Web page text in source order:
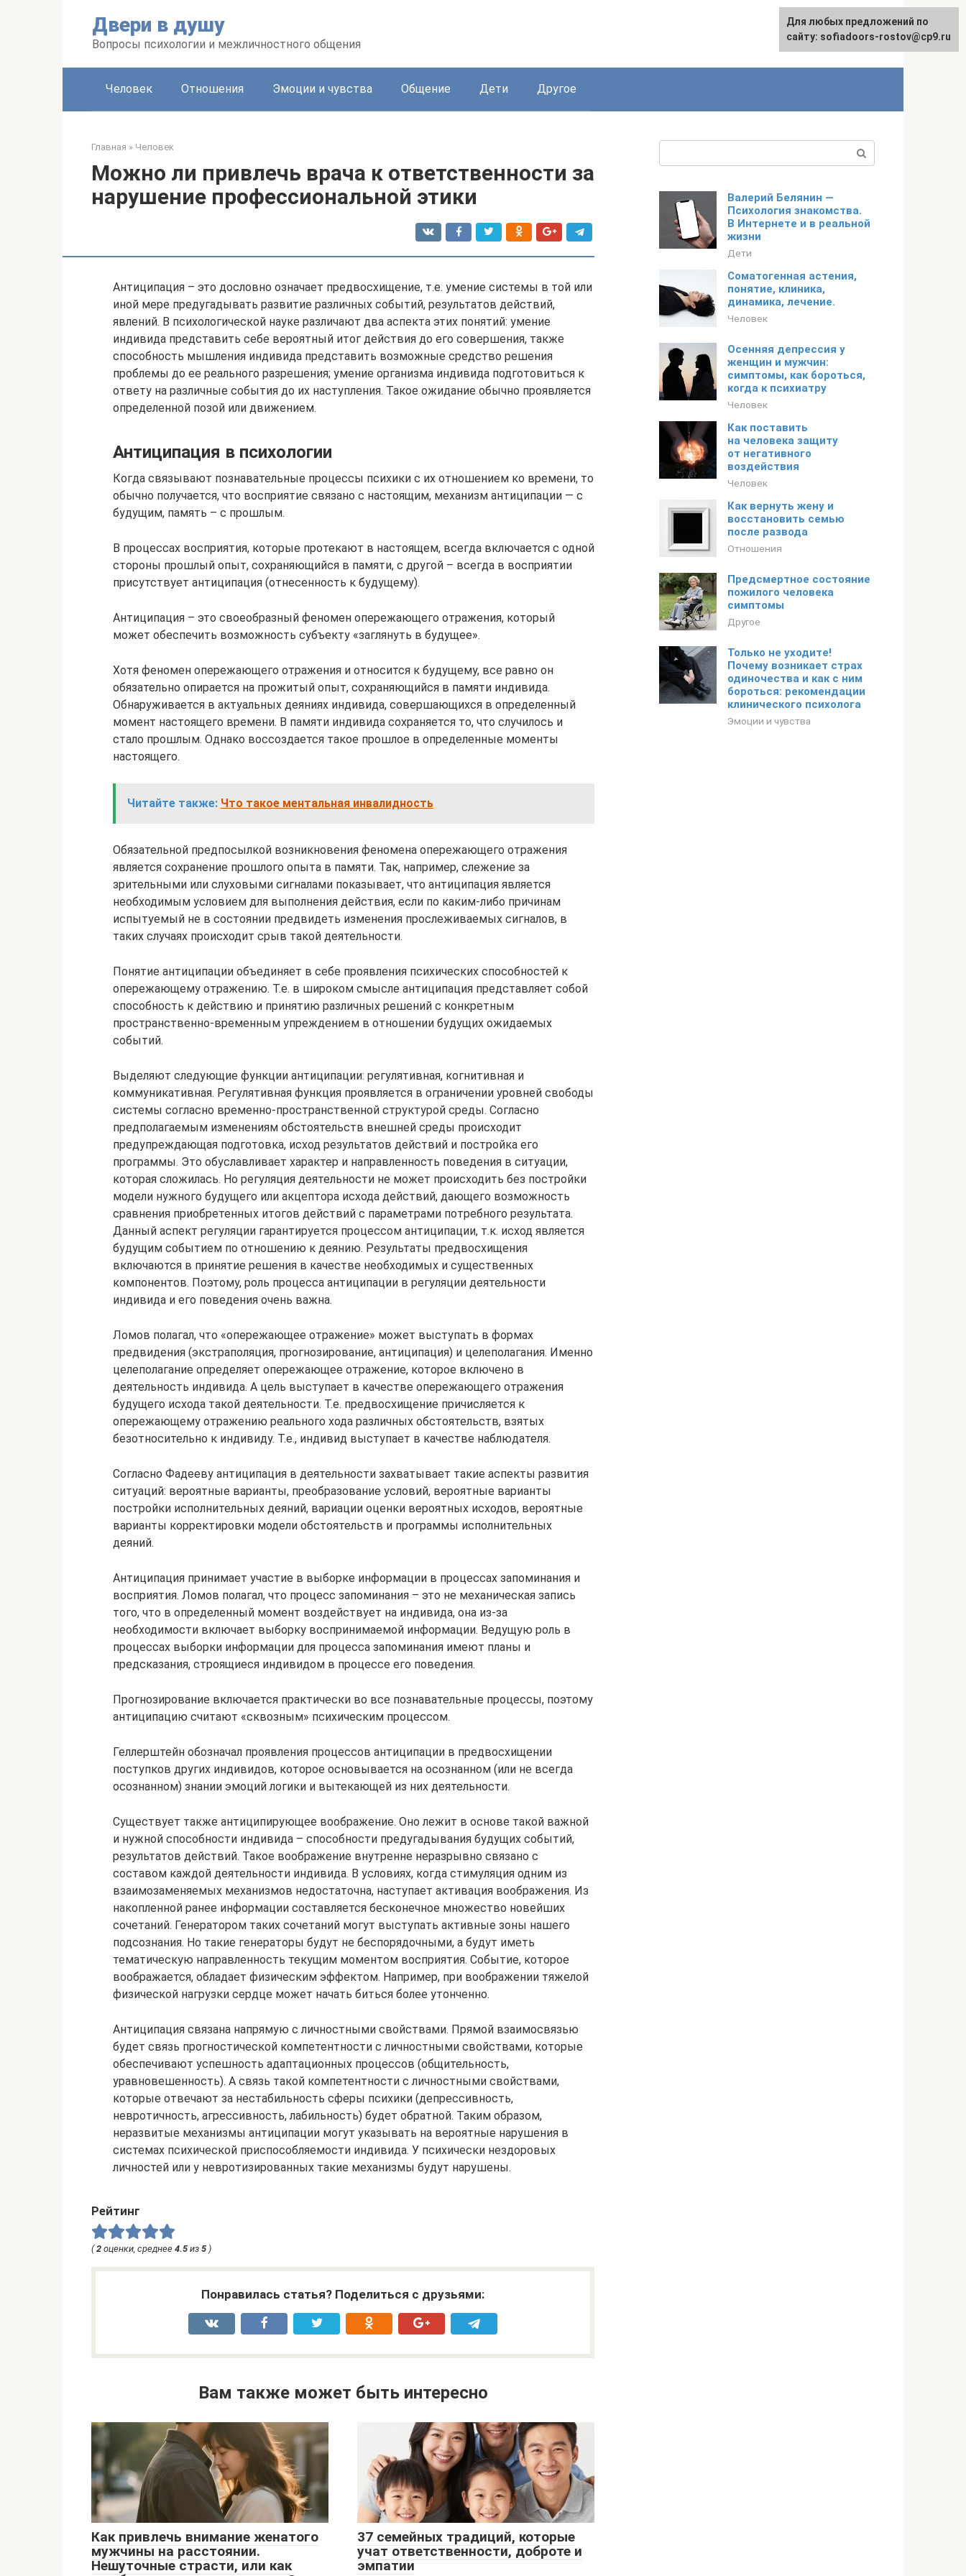
Двери в душу
Вопросы психологии и межличностного общения
Человек Отношения Эмоции и чувства Общение Дети Другое
Главная » Человек
Можно ли привлечь врача к ответственности за
нарушение профессиональной этики
Антиципация – это дословно означает предвосхищение, т.е. умение системы в той или
иной мере предугадывать развитие различных событий, результатов действий,
явлений. В психологической науке различают два аспекта этих понятий: умение
индивида представить себе вероятный итог действия до его совершения, также
способность мышления индивида представить возможные средство решения
проблемы до ее реального разрешения; умение организма индивида подготовиться к
ответу на различные события до их наступления. Такое ожидание обычно проявляется
определенной позой или движением.
Антиципация в психологии
Когда связывают познавательные процессы психики с их отношением ко времени, то
обычно получается, что восприятие связано с настоящим, механизм антиципации — с
будущим, память – с прошлым.
В процессах восприятия, которые протекают в настоящем, всегда включается с одной
стороны прошлый опыт, сохраняющийся в памяти, с другой – всегда в восприятии
присутствует антиципация (отнесенность к будущему).
Антиципация – это своеобразный феномен опережающего отражения, который
может обеспечить возможность субъекту «заглянуть в будущее».
Хотя феномен опережающего отражения и относится к будущему, все равно он
обязательно опирается на прожитый опыт, сохраняющийся в памяти индивида.
Обнаруживается в актуальных деяниях индивида, совершающихся в определенный
момент настоящего времени. В памяти индивида сохраняется то, что случилось и
стало прошлым. Однако воссоздается такое прошлое в определенные моменты
настоящего.
Читайте также: Что такое ментальная инвалидность
Обязательной предпосылкой возникновения феномена опережающего отражения
является сохранение прошлого опыта в памяти. Так, например, слежение за
зрительными или слуховыми сигналами показывает, что антиципация является
необходимым условием для выполнения действия, если по каким-либо причинам
испытуемый не в состоянии предвидеть изменения прослеживаемых сигналов, в
таких случаях происходит срыв такой деятельности.
Понятие антиципации объединяет в себе проявления психических способностей к
опережающему отражению. Т.е. в широком смысле антиципация представляет собой
способность к действию и принятию различных решений с конкретным
пространственно-временным упреждением в отношении будущих ожидаемых
событий.
Выделяют следующие функции антиципации: регулятивная, когнитивная и
коммуникативная. Регулятивная функция проявляется в ограничении уровней свободы
системы согласно временно-пространственной структурой среды. Согласно
предполагаемым изменениям обстоятельств внешней среды происходит
предупреждающая подготовка, исход результатов действий и постройка его
программы. Это обуславливает характер и направленность поведения в ситуации,
которая сложилась. Но регуляция деятельности не может происходить без постройки
модели нужного будущего или акцептора исхода действий, дающего возможность
сравнения приобретенных итогов действий с параметрами потребного результата.
Данный аспект регуляции гарантируется процессом антиципации, т.к. исход является
будущим событием по отношению к деянию. Результаты предвосхищения
включаются в принятие решения в качестве необходимых и существенных
компонентов. Поэтому, роль процесса антиципации в регуляции деятельности
индивида и его поведения очень важна.
Ломов полагал, что «опережающее отражение» может выступать в формах
предвидения (экстраполяция, прогнозирование, антиципация) и целеполагания. Именно
целеполагание определяет опережающее отражение, которое включено в
деятельность индивида. А цель выступает в качестве опережающего отражения
будущего исхода такой деятельности. Т.е. предвосхищение причисляется к
опережающему отражению реального хода различных обстоятельств, взятых
безотносительно к индивиду. Т.е., индивид выступает в качестве наблюдателя.
Согласно Фадееву антиципация в деятельности захватывает такие аспекты развития
ситуаций: вероятные варианты, преобразование условий, вероятные варианты
постройки исполнительных деяний, вариации оценки вероятных исходов, вероятные
варианты корректировки модели обстоятельств и программы исполнительных
деяний.
Антиципация принимает участие в выборке информации в процессах запоминания и
восприятия. Ломов полагал, что процесс запоминания – это не механическая запись
того, что в определенный момент воздействует на индивида, она из-за
необходимости включает выборку воспринимаемой информации. Ведущую роль в
процессах выборки информации для процесса запоминания имеют планы и
предсказания, строящиеся индивидом в процессе его поведения.
Прогнозирование включается практически во все познавательные процессы, поэтому
антиципацию считают «сквозным» психическим процессом.
Геллерштейн обозначал проявления процессов антиципации в предвосхищении
поступков других индивидов, которое основывается на осознанном (или не всегда
осознанном) знании эмоций логики и вытекающей из них деятельности.
Существует также антиципирующее воображение. Оно лежит в основе такой важной
и нужной способности индивида – способности предугадывания будущих событий,
результатов действий. Такое воображение внутренне неразрывно связано с
составом каждой деятельности индивида. В условиях, когда стимуляция одним из
взаимозаменяемых механизмов недостаточна, наступает активация воображения. Из
накопленной ранее информации составляется бесконечное множество новейших
сочетаний. Генератором таких сочетаний могут выступать активные зоны нашего
подсознания. Но такие генераторы будут не беспорядочными, а будут иметь
тематическую направленность текущим моментом восприятия. Событие, которое
воображается, обладает физическим эффектом. Например, при воображении тяжелой
физической нагрузки сердце может начать биться более утонченно.
Антиципация связана напрямую с личностными свойствами. Прямой взаимосвязью
будет связь прогностической компетентности с личностными свойствами, которые
обеспечивают успешность адаптационных процессов (общительность,
уравновешенность). А связь такой компетентности с личностными свойствами,
которые отвечают за нестабильность сферы психики (депрессивность,
невротичность, агрессивность, лабильность) будет обратной. Таким образом,
неразвитые механизмы антиципации могут указывать на вероятные нарушения в
системах психической приспособляемости индивида. У психически нездоровых
личностей или у невротизированных такие механизмы будут нарушены.
Рейтинг
(2 оценки, среднее 4.5 из 5 )
Понравилась статья? Поделиться с друзьями:
Вам также может быть интересно
Как привлечь внимание женатого
мужчины на расстоянии.
Нешуточные страсти, или как
37 семейных традиций, которые
учат ответственности, доброте и
эмпатии
Валерий Белянин —
Психология знакомства.
В Интернете и в реальной
жизни
Дети
Соматогенная астения,
понятие, клиника,
динамика, лечение.
Человек
Осенняя депрессия у
женщин и мужчин:
симптомы, как бороться,
когда к психиатру
Человек
Как поставить
на человека защиту
от негативного
воздействия
Человек
Как вернуть жену и
восстановить семью
после развода
Отношения
Предсмертное состояние
пожилого человека
симптомы
Другое
Только не уходите!
Почему возникает страх
одиночества и как с ним
бороться: рекомендации
клинического психолога
Эмоции и чувства
Для любых предложений по
сайту: sofiadoors-rostov@cp9.ru